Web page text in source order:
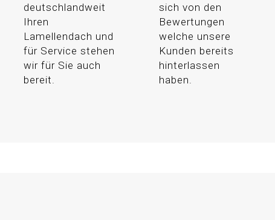
deutschlandweit
Ihren
Lamellendach und
für Service stehen
wir für Sie auch
bereit.
sich von den
Bewertungen
welche unsere
Kunden bereits
hinterlassen
haben.